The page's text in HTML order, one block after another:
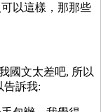
以這樣，那那些
國文太差吧, 所以
告訴我: